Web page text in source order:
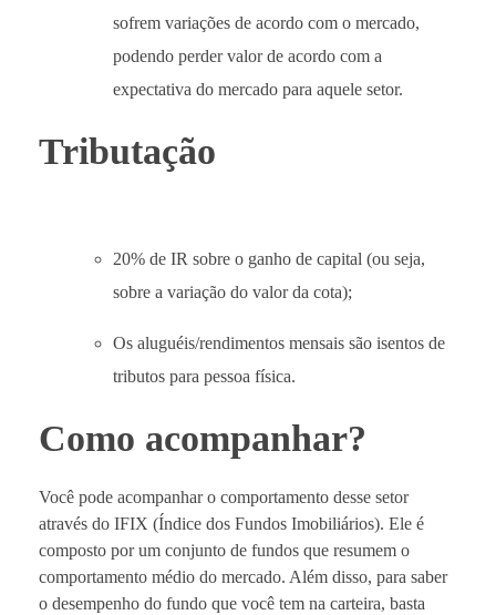
sofrem variações de acordo com o mercado,
podendo perder valor de acordo com a
expectativa do mercado para aquele setor.
Tributação
20% de IR sobre o ganho de capital (ou seja,
sobre a variação do valor da cota);
Os aluguéis/rendimentos mensais são isentos de
tributos para pessoa física.
Como acompanhar?
Você pode acompanhar o comportamento desse setor
através do IFIX (Índice dos Fundos Imobiliários). Ele é
composto por um conjunto de fundos que resumem o
comportamento médio do mercado. Além disso, para saber
o desempenho do fundo que você tem na carteira, basta